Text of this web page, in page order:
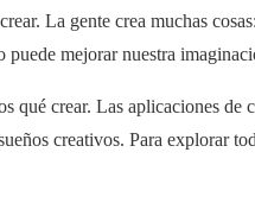
La gente crea muchas
puede mejorar nuestra
qué crear. Las aplicaciones de
creativos. Para explorar